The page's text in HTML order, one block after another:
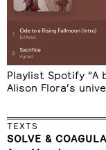
Playlist Spotify “A
Alison Flora’s
TEXTS
SOLVE & COAGULA